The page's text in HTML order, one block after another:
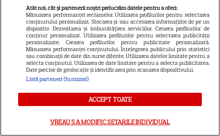
4
Cezar Ouatu a devenit tată
pentru prima dată la 46 de ani.
Ce nume deosebit a ales
pentru fetița lui
TELEVIZIUNE
Grila TV de toamnă 2026: toate
premierele confirmate la Pro
seriale revin din septembrie
Atât noi, cât și partenerii noștri prelucrăm datele pentru a oferi:
Măsurarea performanței reclamelor. Utilizarea profilurilor pentru selectarea
conținutului personalizat. Stocarea și/sau accesarea informațiilor de pe un
dispozitiv. Dezvoltarea și îmbunătățirea serviciilor. Crearea profilurilor de
conținut personalizat. Utilizarea profilurilor pentru selectarea publicității
personalizate. Crearea profilurilor pentru publicitate personalizată.
Măsurarea performanței conținutului. Înțelegerea publicului prin statistici
sau combinații de date din surse diferite. Utilizarea datelor limitate pentru a
selecta conținutul. Utilizarea de date limitate pentru a selecta publicitatea.
Date precise de geolocație și identificarea prin scanarea dispozitivului.
Listă parteneri (furnizori)
ACCEPT TOATE
VREAU SA MODIFIC SETARILE INDIVIDUAL